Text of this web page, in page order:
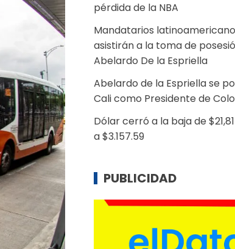
pérdida de la NBA
Mandatarios
asistirán a la toma de
Abelardo De la Espriella
Abelardo de la Espriella se
Cali como Presidente de
Dólar cerró a la baja de
a $3.157.59
PUBLICIDAD